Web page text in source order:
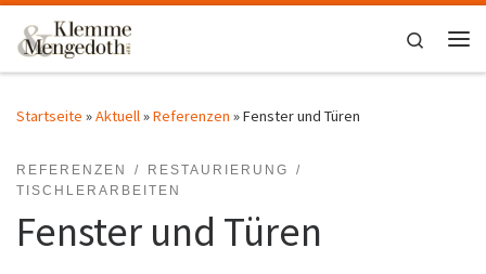
Zum Inhalt springen
Search
Startseite »Aktuell»Referenzen »Fenster und Türen
REFERENZEN
RESTAURIERUNG
TISCHLERARBEITEN
Fenster und Türen